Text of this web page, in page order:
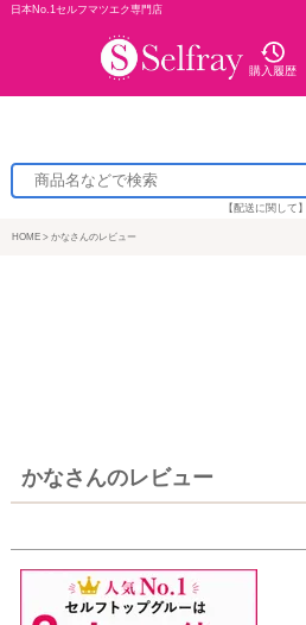
日本No.1セルフマツエク専門店
購入履歴
【配送に関して】
HOME かなさんのレビュー
かなさんのレビュー